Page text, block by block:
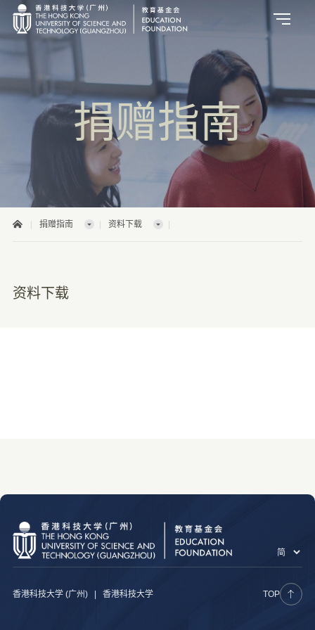
捐赠指南
捐赠指南 资料下载
资料下载
香港科技大学 (广州) 香港科技大学 TOP